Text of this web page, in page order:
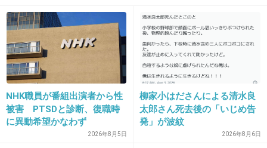
28. 匿名2013/02/19(火) 16:36:23
こんなのやる意味あるのか？
出典：iki-iki-plaza.blog.ocn.ne.jp
+57 -1
NHK職員が番組出演者から性
被害 PTSDと診断、復職時
に異動希望かなわず
2026年8月5日
柳家小はださんによる清水良
太郎さん死去後の「いじめ告
発」が波紋
2026年8月6日